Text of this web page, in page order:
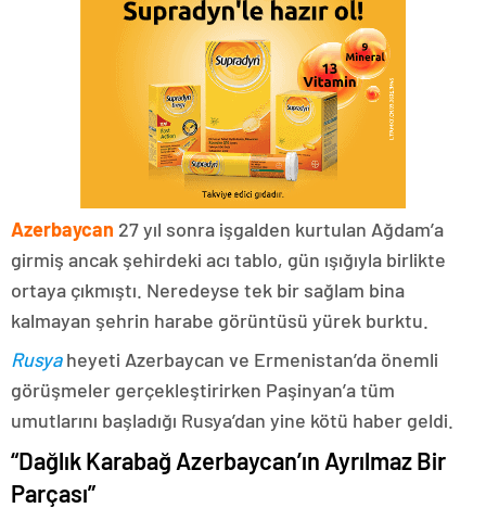
Azerbaycan 27 yıl sonra işgalden kurtulan Ağdam’a
girmiş ancak şehirdeki acı tablo, gün ışığıyla birlikte
ortaya çıkmıştı. Neredeyse tek bir sağlam bina
kalmayan şehrin harabe görüntüsü yürek burktu.
Rusyaheyeti Azerbaycan ve Ermenistan’da önemli
görüşmeler gerçekleştirirken Paşinyan’a tüm
umutlarını başladığı Rusya’dan yine kötü haber geldi.
“Dağlık Karabağ Azerbaycan’ın Ayrılmaz Bir
Parçası”